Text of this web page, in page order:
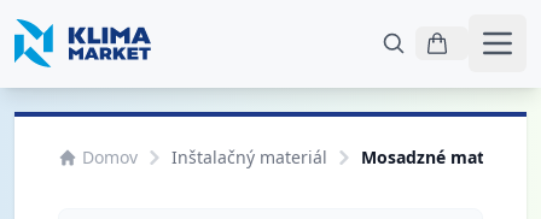
Domov Inštalačný materiál Mosadzné matice,